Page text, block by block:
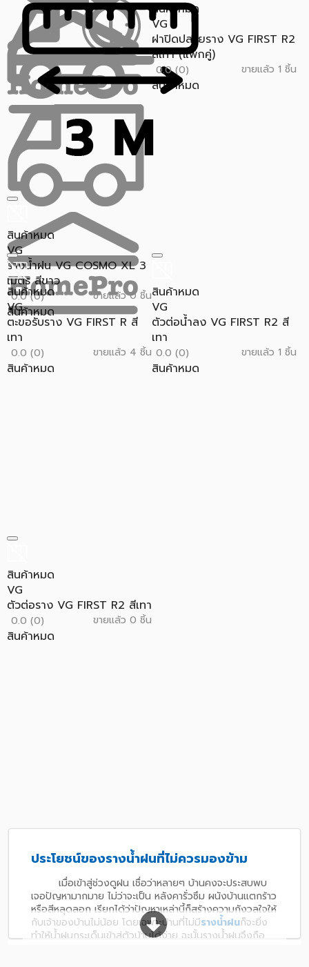
สินค้าหมด
VG
รางน้ำฝน VG COSMO XL 3
เมตร สีขาว
0.0 (0) ขายแล้ว 0 ชิ้น
สินค้าหมด
สินค้าหมด
VG
ฝาปิดปลายราง VG FIRST R2
สีเทา (แพ็กคู่)
0.0 (0) ขายแล้ว 1 ชิ้น
สินค้าหมด
สินค้าหมด
VG
ตะขอรับราง VG FIRST R สี
เทา
0.0 (0) ขายแล้ว 4 ชิ้น
สินค้าหมด
สินค้าหมด
VG
ตัวต่อน้ำลง VG FIRST R2 สี
เทา
0.0 (0) ขายแล้ว 1 ชิ้น
สินค้าหมด
สินค้าหมด
VG
ตัวต่อราง VG FIRST R2 สีเทา
0.0 (0) ขายแล้ว 0 ชิ้น
สินค้าหมด
ประโยชน์ของรางน้ำฝนที่ไม่ควรมองข้าม
เมื่อเข้าสู่ช่วงดูฝน เชื่อว่าหลายๆ บ้านคงจะประสบพบ
เจอปัญหามากมาย ไม่ว่าจะเป็น หลังคารั่วซึม ผนังบ้านแตกร้าว
หรือสีหลุดลอก เรียกได้ว่าปัญหาเหล่านี้ก็สร้างความกังวลใจให้
กับเจ้าของบ้านไม่น้อย โดยเฉพาะบ้านที่ไม่มีรางน้ำฝนก็จะยิ่ง
ทำให้น้ำฝนกระเด็นเข้าสู่ตัวบ้านได้ง่าย ฉะนั้นรางน้ำฝนจึงถือ